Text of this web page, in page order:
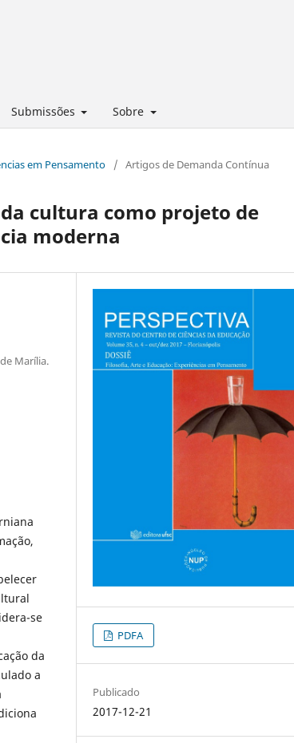
Submissões Sobre
em Pensamento / Artigos de Demanda Contínua
cultura como projeto de
moderna
Marília.
se
da
a
PDFA
Publicado
2017-12-21